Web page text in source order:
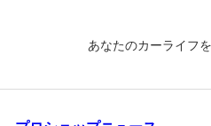
あなたのカーライフ